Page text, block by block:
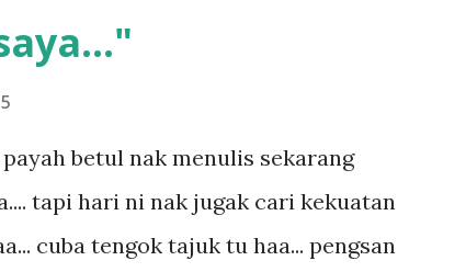
betul nak menulis sekarang
tapi hari ni nak jugak cari kekuatan
cuba tengok tajuk tu haa... pengsan